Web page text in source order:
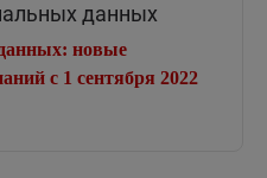
данных
новые
с 1 сентября 2022